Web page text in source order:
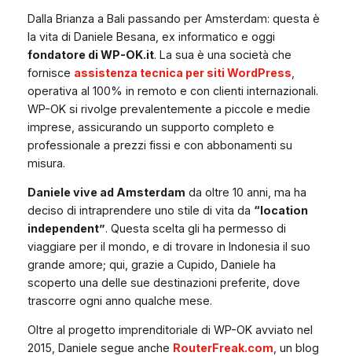
Dalla Brianza a Bali passando per Amsterdam: questa è
la vita di Daniele Besana, ex informatico e oggi
fondatore di WP-OK.it. La sua è una società che
fornisce assistenza tecnica per siti WordPress
operativa al 100% in remoto e con clienti internazionali.
WP-OK si rivolge prevalentemente a piccole e medie
imprese, assicurando un supporto completo e
professionale a prezzi fissi e con abbonamenti su
misura.
Daniele vive ad Amsterdam da oltre 10 anni, ma ha
deciso di intraprendere uno stile di vita da “location
independent”. Questa scelta gli ha permesso di
viaggiare per il mondo, e di trovare in Indonesia il suo
grande amore; qui, grazie a Cupido, Daniele ha
scoperto una delle sue destinazioni preferite, dove
trascorre ogni anno qualche mese.
Oltre al progetto imprenditoriale di WP-OK avviato nel
2015, Daniele segue anche RouterFreak.com , un blog